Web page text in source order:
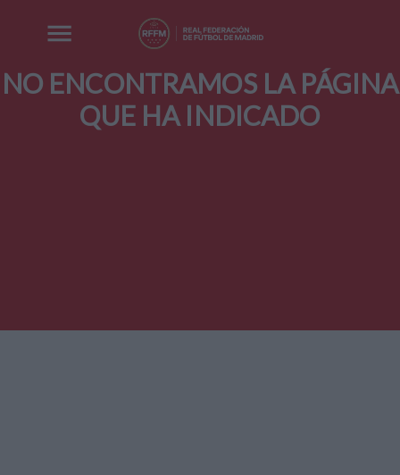
NO ENCONTRAMOS LA PÁGINA
QUE HA INDICADO